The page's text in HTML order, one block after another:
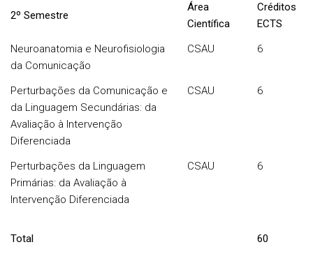
2º Semestre
Área
Científica
Créditos
ECTS
Neuroanatomia e Neurofisiologia
da Comunicação
CSAU 6
Perturbações da Comunicação e
da Linguagem Secundárias: da
Avaliação à Intervenção
Diferenciada
CSAU 6
Perturbações da Linguagem
Primárias: da Avaliação à
Intervenção Diferenciada
CSAU 6
Total 60